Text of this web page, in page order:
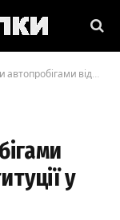
День Конституції у Львові
у